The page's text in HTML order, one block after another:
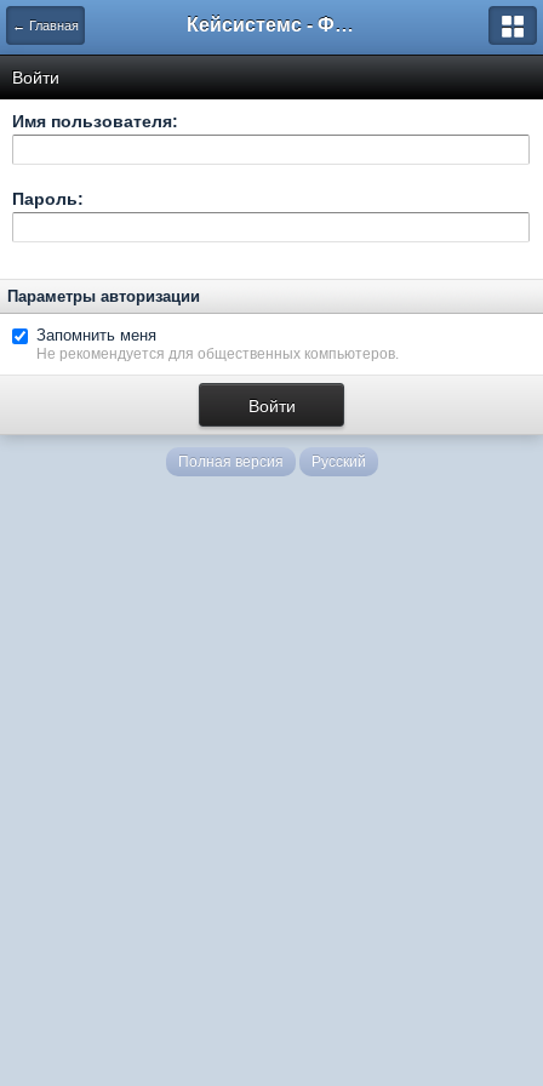
← Главная Кейсистемс - Форумы
Войти
Имя пользователя:
Пароль:
Параметры авторизации
Запомнить меня
Не рекомендуется для общественных компьютеров.
Полная версия Русский